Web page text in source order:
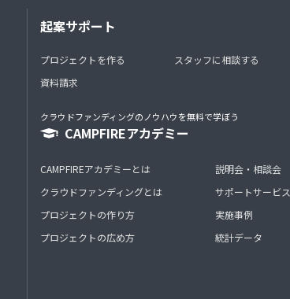
起案サポート
プロジェクトを作る
資料請求
スタッフに相談する
クラウドファンディングのノウハウを無料で学ぼう
CAMPFIREアカデミー
CAMPFIREアカデミーとは
クラウドファンディングとは
プロジェクトの作り方
プロジェクトの広め方
説明会・相談会
サポートサービス
実施事例
統計データ